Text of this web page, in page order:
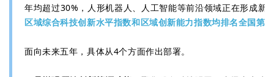
年均超过30%，人形机器人、人工智能等前沿领域正在形成新
区域综合科技创新水平指数和区域创新能力指数均排名全国第7
面向未来五年，具体从4个方面作出部署。